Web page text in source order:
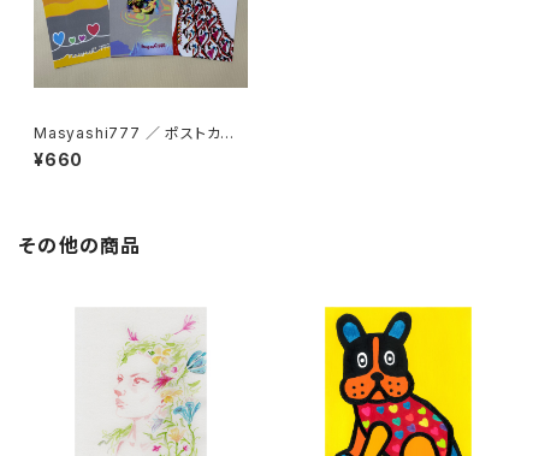
Masyashi777 ／ ポストカー
ド３枚セット
¥660
その他の商品